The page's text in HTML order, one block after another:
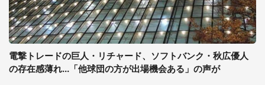
電撃トレードの巨人・リチャード、ソフトバンク・秋広優人
の存在感薄れ...「他球団の方が出場機会ある」の声が